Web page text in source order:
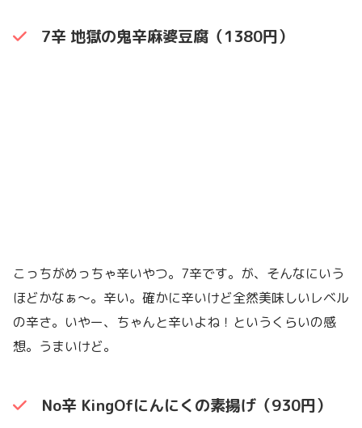
7辛 地獄の鬼辛麻婆豆腐（1380円）
こっちがめっちゃ辛いやつ。7辛です。が、そんなにいう
ほどかなぁ〜。辛い。確かに辛いけど全然美味しいレベル
の辛さ。いやー、ちゃんと辛いよね！というくらいの感
想。うまいけど。
No辛 KingOfにんにくの素揚げ（930円）